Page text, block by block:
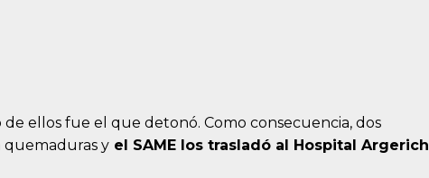
ellos fue el que detonó. Como consecuencia, dos
quemaduras y el SAME los trasladó al Hospital Argerich